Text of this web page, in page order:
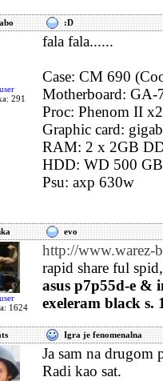
:D
user
291
fala fala......
Case: CM 690
Motherboard: GA-
Proc: Phenom II
Graphic card:
RAM: 2 x 2GB
HDD: WD 500
Psu: axp 630w
evo
user
1624
http://www.warez-
rapid share ful
asus p7p55d-e &
exeleram black s.
Igra je fenomenalna
Ja sam na
Radi kao sat.